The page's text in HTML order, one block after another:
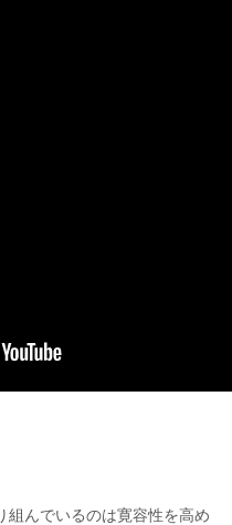
組んでいるのは寛容性を高め